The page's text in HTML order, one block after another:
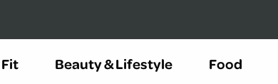
Fit Beauty & Lifestyle Food